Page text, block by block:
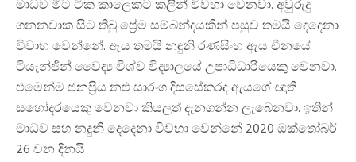
මාධව මීට ටික කාලෙකට කලින් විවහා වෙනවා. අවුරුදු
ගනනවාක සිට තිබු ප්‍රේම සම්බන්දයකින් පසුව තමයි දෙදෙනා
විවාහ වෙන්නේ. ඇය තමයි නඳුනි රණසිංහ ඇය චීනයේ
ටියැන්ජින් වෛද්‍ය විශ්ව විද්‍යාලයේ උපාධිධාරියෙකු වෙනවා.
එමෙන්ම ජනප්‍රිය නළු සාරංග දිසසේකරද ඇයගේ ඥාති
සහෝදරයෙකු වෙනවා කියලත් දැනගන්න ලැබෙනවා. ඉතින්
මාධව සහ නදුනි දෙදෙනා විවහා වෙන්නේ 2020 ඔක්තෝබර්
26 වන දිනයි